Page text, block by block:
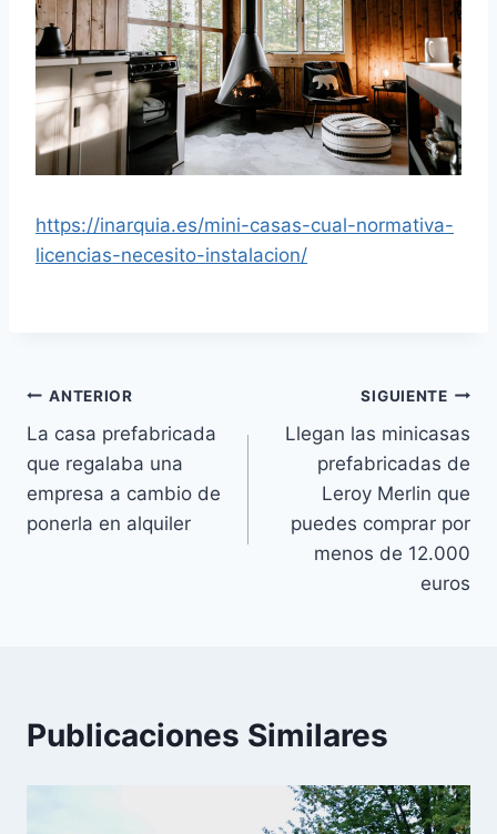
https://inarquia.es/mini-casas-cual-normativa-
licencias-necesito-instalacion/
Navegación
de
entradas
ANTERIOR
La casa prefabricada
que regalaba una
empresa a cambio de
ponerla en alquiler
SIGUIENTE
Llegan las minicasas
prefabricadas de
Leroy Merlin que
puedes comprar por
menos de 12.000
euros
Publicaciones Similares